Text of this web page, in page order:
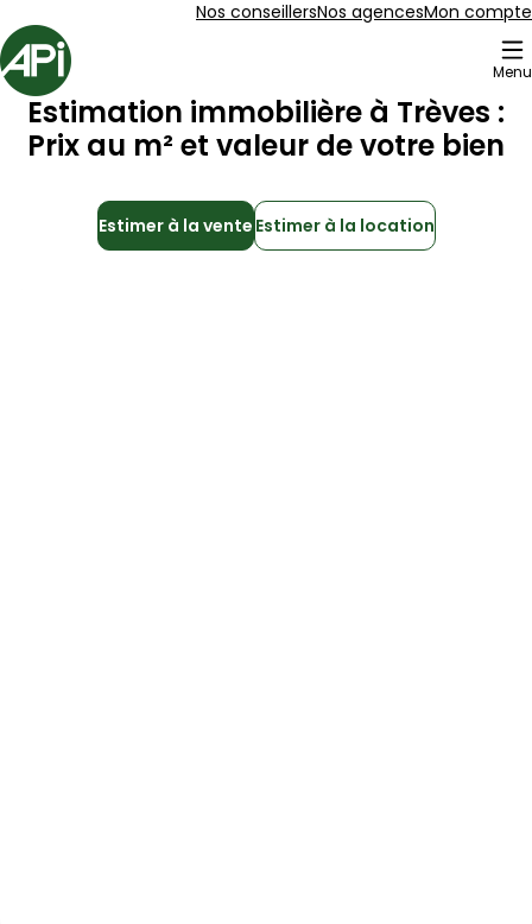
Nos conseillersNos agencesMon compte
Accueil
Menu
Estimation immobilière à Trèves :
Prix au m² et valeur de votre bien
Estimer à la vente Estimer à la location